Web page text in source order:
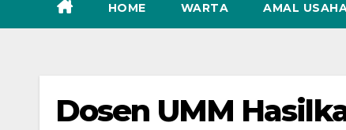
HOME WARTA AMAL
Dosen UMM